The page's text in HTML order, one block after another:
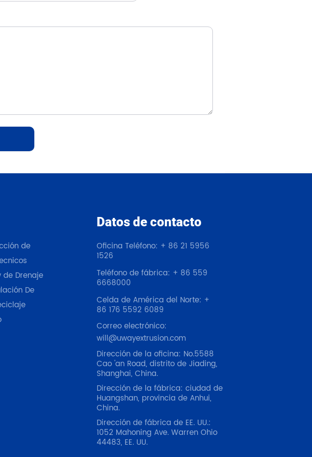
de
Drenaje
De
Datos de contacto
Oficina Teléfono: + 86 21 5956
1526
Teléfono de fábrica: + 86 559
6668000
Celda de América del Norte: +
86 176 5592 6089
Correo electrónico:
will@uwayextrusion.com
Dirección de la oficina: No.5588
Cao 'an Road, distrito de Jiading,
Shanghai, China.
Dirección de la fábrica: ciudad de
Huangshan, provincia de Anhui,
China.
Dirección de fábrica de EE. UU.:
1052 Mahoning Ave. Warren Ohio
44483, EE. UU.